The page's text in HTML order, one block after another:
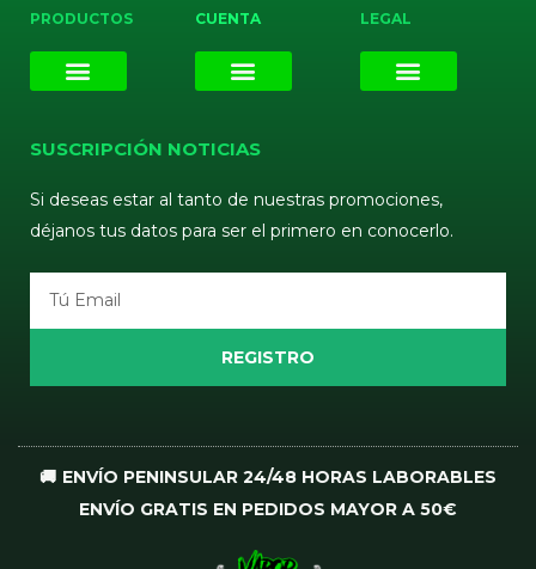
PRODUCTOS CUENTA LEGAL
SUSCRIPCIÓN NOTICIAS
Si deseas estar al tanto de nuestras promociones,
déjanos tus datos para ser el primero en conocerlo.
REGISTRO
🚚 ENVÍO PENINSULAR 24/48 HORAS LABORABLES
ENVÍO GRATIS EN PEDIDOS MAYOR A 50€